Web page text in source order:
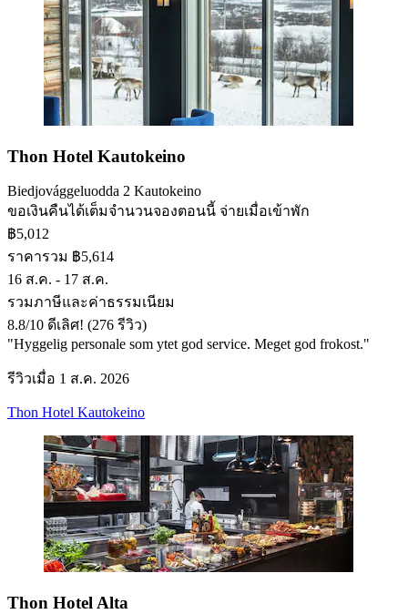
Thon Hotel Kautokeino
Biedjovággeluodda 2 Kautokeino
ขอเงินคืนได้เต็มจำนวนจองตอนนี้ จ่ายเมื่อเข้าพัก
฿5,012
ราคารวม ฿5,614
16 ส.ค. - 17 ส.ค.
รวมภาษีและค่าธรรมเนียม
8.8/10 ดีเลิศ! (276 รีวิว)
"Hyggelig personale som ytet god service. Meget god frokost."
รีวิวเมื่อ 1 ส.ค. 2026
Thon Hotel Kautokeino
Thon Hotel Alta